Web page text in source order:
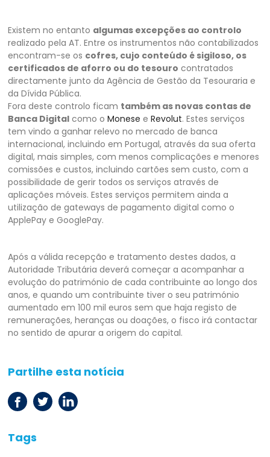
Existem no entanto algumas excepções ao controlo
realizado pela AT. Entre os instrumentos não contabilizados
encontram-se os cofres, cujo conteúdo é sigiloso, os
certificados de aforro ou do tesouro contratados
directamente junto da Agência de Gestão da Tesouraria e
da Dívida Pública.
Fora deste controlo ficam também as novas contas de
Banca Digital como oMonese eRevolut. Estes serviços
tem vindo a ganhar relevo no mercado de banca
internacional, incluindo em Portugal, através da sua oferta
digital, mais simples, com menos complicações e menores
comissões e custos, incluindo cartões sem custo, com a
possibilidade de gerir todos os serviços através de
aplicações móveis. Estes serviços permitem ainda a
utilização de gateways de pagamento digital como o
ApplePay e GooglePay.
Após a válida recepção e tratamento destes dados, a
Autoridade Tributária deverá começar a acompanhar a
evolução do património de cada contribuinte ao longo dos
anos, e quando um contribuinte tiver o seu património
aumentado em 100 mil euros sem que haja registo de
remunerações, heranças ou doações, o fisco irá contactar
no sentido de apurar a origem do capital.
Partilhe esta notícia
Tags